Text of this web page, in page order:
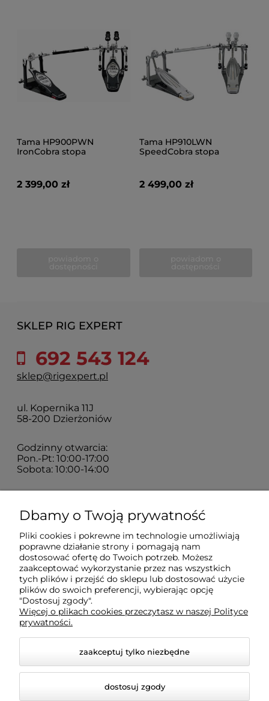
Tama HP900PWN
IronCobra stopa
2 399,00 zł
Tama HP910LWN
SpeedCobra stopa
2 499,00 zł
SKLEP RIG EXPERT
692 543 124
sklep@rigexpert.pl
ul. Kopernika 11J
58-200 Dzierżoniów
Godzinny otwarcia:
Pon.-Pt: 10:00-17:00
Sobota: 10:00-14:00
Zakupy
Sklep
Moje konto
Pomoc
Dbamy o Twoją prywatność
Pliki cookies i pokrewne im technologie umożliwiają
poprawne działanie strony i pomagają nam
dostosować ofertę do Twoich potrzeb. Możesz
zaakceptować wykorzystanie przez nas wszystkich
tych plików i przejść do sklepu lub dostosować użycie
plików do swoich preferencji, wybierając opcję
"Dostosuj zgody".
Więcej o plikach cookies przeczytasz w naszej Polityce
prywatności.
zaakceptuj tylko niezbędne
dostosuj zgody